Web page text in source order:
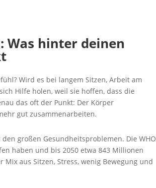
Was hinter deinen
Wird es bei langem Sitzen, Arbeit am
Hilfe holen, weil sie hoffen, dass die
das oft der Punkt: Der Körper
gut zusammenarbeiten.
großen Gesundheitsproblemen. Die WHO
haben und bis 2050 etwa 843 Millionen
Mix aus Sitzen, Stress, wenig Bewegung und